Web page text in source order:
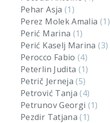
Pehar Asja (1)
Perez Molek Amalia (1)
Perić Marina (1)
Perić Kaselj Marina(3)
Perocco Fabio(4)
Peterlin Judita (1)
Petrič Jerneja(5)
Petrović Tanja(4)
Petrunov Georgi (1)
Pezdir Tatjana(1)